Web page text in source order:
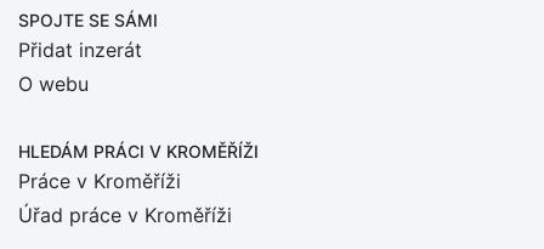
SPOJTE SE SÁMI
Přidat inzerát
O webu
HLEDÁM PRÁCI V KROMĚŘÍŽI
Práce v Kroměříži
Úřad práce v Kroměříži